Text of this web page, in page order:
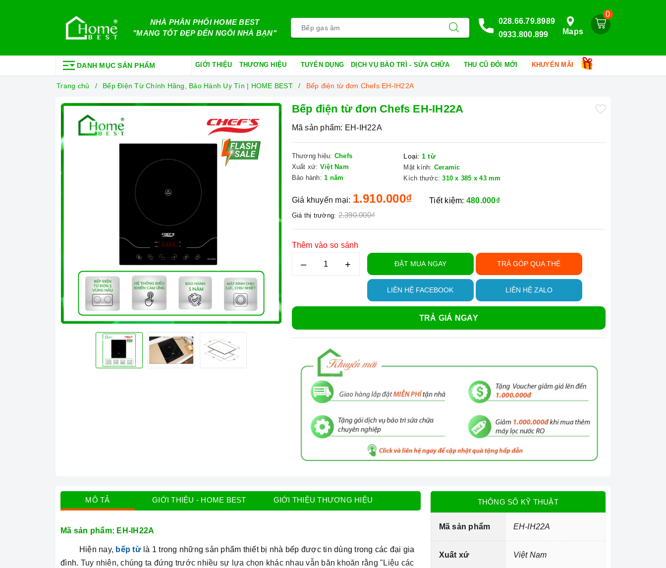
NHÀ PHÂN PHỐI HOME BEST
"MANG TỐT ĐẸP ĐẾN NGÔI NHÀ BẠN"
0
Maps
028.66.79.8989
0933.800.899
DANH MỤC SẢN PHẨM GIỚI THIỆU THƯƠNG HIỆU TUYỂN DỤNG DỊCH VỤ BẢO TRÌ - SỬA CHỮA THU CŨ ĐỔI MỚI KHUYẾN MÃI
Trang chủ Bếp Điện Từ Chính Hãng, Bảo Hành Uy Tín | HOME BEST Bếp điện từ đơn Chefs EH-IH22A
Bếp điện từ đơn Chefs EH-IH22A
Mã sản phẩm: EH-IH22A
Thương hiệu: Chefs
Xuất xứ: Việt Nam
Bảo hành: 1 năm
Loại: 1 từ
Mặt kính: Ceramic
Kích thước: 310 x 385 x 43 mm
Giá khuyến mại: 1.910.000₫
Giá thị trường: 2.390.000₫
Tiết kiệm: 480.000₫
Thêm vào so sánh
– + ĐẶT MUA NGAY TRẢ GÓP QUA THẺ
LIÊN HỆ FACEBOOK LIÊN HỆ ZALO
TRẢ GIÁ NGAY
MÔ TẢ GIỚI THIỆU - HOME BEST GIỚI THIỆU THƯƠNG HIỆU
Mã sản phẩm: EH-IH22A
Hiện nay, bếp từlà 1 trong những sản phẩm thiết bị nhà bếp được tin dùng trong các đại gia
đình. Tuy nhiên, chúng ta đứng trước nhiều sự lựa chọn khác nhau vẫn băn khoăn rằng "Liệu các
THÔNG SỐ KỸ THUẬT
Mã sản phẩm EH-IH22A
Xuất xứ Việt Nam